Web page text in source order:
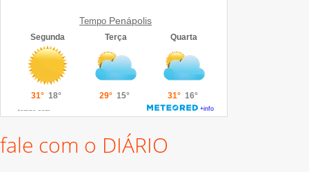
Tempo Penápolis
fale com o DIÁRIO